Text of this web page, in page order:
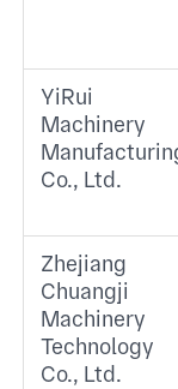
YiRui
Machinery
Co., Ltd.
Zhejiang
Chuangji
Machinery
Technology
Co., Ltd.